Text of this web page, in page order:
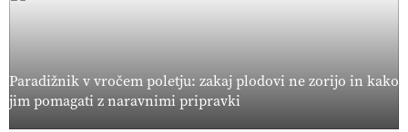
Paradižnik v vročem poletju: zakaj plodovi ne zorijo in kako
jim pomagati z naravnimi pripravki